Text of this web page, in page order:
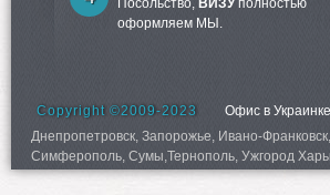
Посольство, ВИЗУ полностью
оформляем МЫ.
Copyright ©2009-2023 Офис в Украинке
Днепропетровск, Запорожье, Ивано-
Симферополь, Сумы,Тернополь, Ужгород